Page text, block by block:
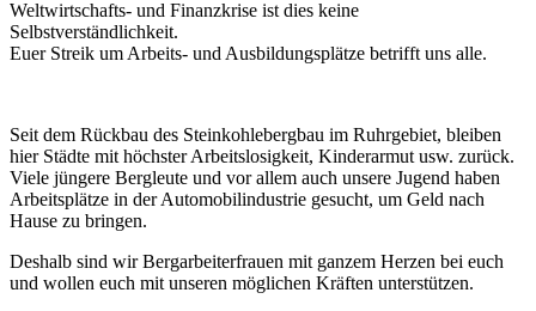
Weltwirtschafts- und Finanzkrise ist dies keine
Selbstverständlichkeit.
Euer Streik um Arbeits- und Ausbildungsplätze betrifft uns alle.
Seit dem Rückbau des Steinkohlebergbau im Ruhrgebiet, bleiben
hier Städte mit höchster Arbeitslosigkeit, Kinderarmut usw. zurück.
Viele jüngere Bergleute und vor allem auch unsere Jugend haben
Arbeitsplätze in der Automobilindustrie gesucht, um Geld nach
Hause zu bringen.
Deshalb sind wir Bergarbeiterfrauen mit ganzem Herzen bei euch
und wollen euch mit unseren möglichen Kräften unterstützen.